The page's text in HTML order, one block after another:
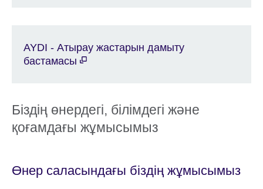
AYDI - Атырау жастарын дамыту
бастамасы
Біздің өнердегі, білімдегі және
қоғамдағы жұмысымыз
Өнер саласындағы біздің жұмысымыз